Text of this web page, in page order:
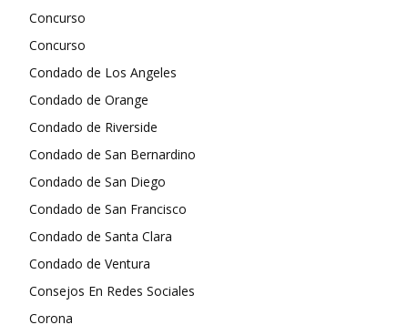
Concurso
Concurso
Condado de Los Angeles
Condado de Orange
Condado de Riverside
Condado de San Bernardino
Condado de San Diego
Condado de San Francisco
Condado de Santa Clara
Condado de Ventura
Consejos En Redes Sociales
Corona